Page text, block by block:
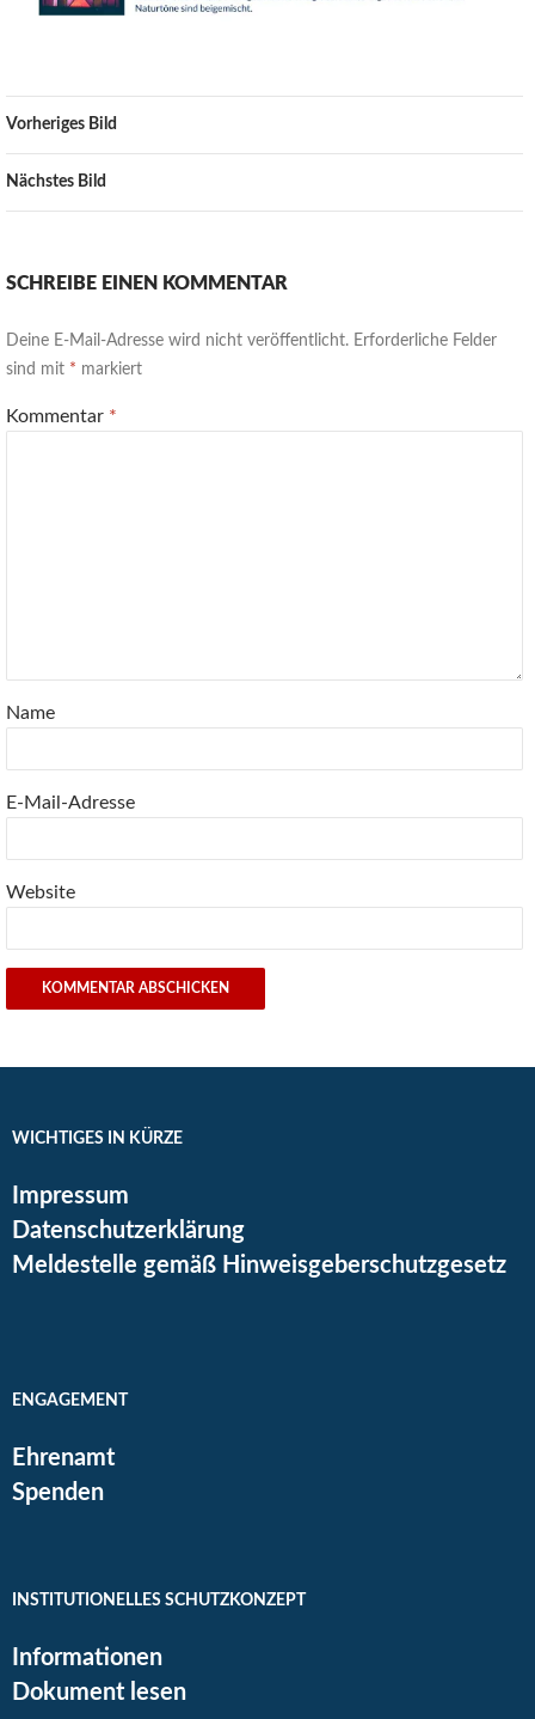
Vorheriges Bild
Nächstes Bild
SCHREIBE EINEN KOMMENTAR
Deine E-Mail-Adresse wird nicht veröffentlicht. Erforderliche Felder
sind mit * markiert
Kommentar *
Name
E-Mail-Adresse
Website
WICHTIGES IN KÜRZE
Impressum
Datenschutzerklärung
Meldestelle gemäß Hinweisgeberschutzgesetz
ENGAGEMENT
Ehrenamt
Spenden
INSTITUTIONELLES SCHUTZKONZEPT
Informationen
Dokument lesen